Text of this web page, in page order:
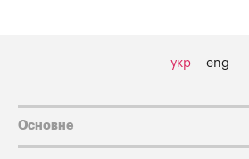
укр eng
Основне